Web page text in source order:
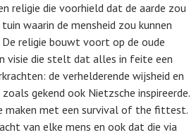
religie die voorhield dat de aarde zou
waarin de mensheid zou kunnen
religie bouwt voort op de oude
visie die stelt dat alles in feite een
de verhelderende wijsheid en
gekend ook Nietzsche inspireerde.
maken met een survival of the fittest.
van elke mens en ook dat die via